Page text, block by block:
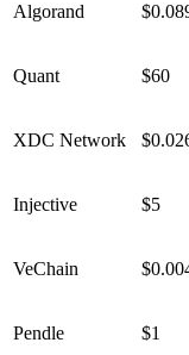
Algorand
Quant $60
XDC Network
Injective $5
VeChain
Pendle $1